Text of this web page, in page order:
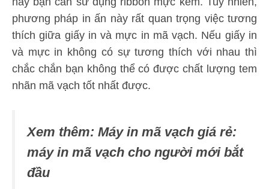
phương pháp in ấn này rất quan trọng việc tương
thích giữa giấy in và mực in mã vạch. Nếu giấy in
và mực in không có sự tương thích với nhau thì
chắc chắn bạn không thể có được chất lượng tem
nhãn mã vạch tốt nhất được.
Xem thêm: Máy in mã vạch giá rẻ:
máy in mã vạch cho người mới bắt
đầu